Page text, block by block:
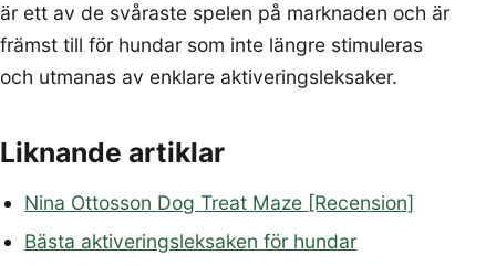
är ett av de svåraste spelen på marknaden och är
främst till för hundar som inte längre stimuleras
och utmanas av enklare aktiveringsleksaker.
Liknande artiklar
Nina Ottosson Dog Treat Maze [Recension]
Bästa aktiveringsleksaken för hundar